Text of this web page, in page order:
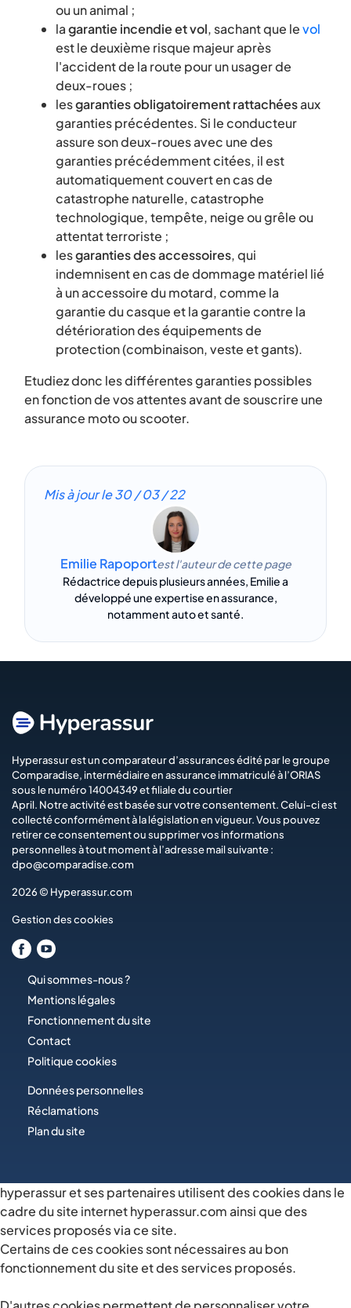
ou un animal ;
lagarantie incendie et vol, sachant que levol
est le deuxième risque majeur après
l'accident de la route pour un usager de
deux-roues ;
lesgaranties obligatoirement rattachéesaux
garanties précédentes. Si le conducteur
assure son deux-roues avec une des
garanties précédemment citées, il est
automatiquement couvert en cas de
catastrophe naturelle, catastrophe
technologique, tempête, neige ou grêle ou
attentat terroriste ;
lesgaranties des accessoires, qui
indemnisent en cas de dommage matériel lié
à un accessoire du motard, comme la
garantie du casque et la garantie contre la
détérioration des équipements de
protection (combinaison, veste et gants).
Etudiez donc les différentes garanties possibles
en fonction de vos attentes avant de souscrire une
assurance moto ou scooter.
Mis à jour le30 / 03 / 22
Emilie Rapoportest l'auteur de cette page
Rédactrice depuis plusieurs années, Emilie a
développé une expertise en assurance,
notamment auto et santé.
Hyperassur est un comparateur d’assurances édité par le groupe
Comparadise, intermédiaire en assurance immatriculé à l’ORIAS
sous le numéro 14004349 et filiale du courtier
April. Notre activité est basée sur votre consentement. Celui-ci est
collecté conformément à la législation en vigueur. Vous pouvez
retirer ce consentement ou supprimer vos informations
personnelles à tout moment à l’adresse mail suivante :
dpo@comparadise.com
2026 © Hyperassur.com
Gestion des cookies
Qui sommes-nous ?
Mentions légales
Fonctionnement du site
Contact
Politique cookies
Données personnelles
Réclamations
Plan du site
hyperassur et ses partenaires utilisent des cookies dans le
cadre du site internet hyperassur.com ainsi que des
services proposés via ce site.
Certains de ces cookies sont nécessaires au bon
fonctionnement du site et des services proposés.